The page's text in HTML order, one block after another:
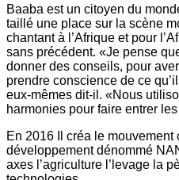
Baaba est un citoyen du
taillé une place sur la scène
chantant à l’Afrique et pour
sans précédent. «Je pense
donner des conseils, pour
prendre conscience de ce
eux-mêmes dit-il. «Nous
harmonies pour faire entrer
En 2016 Il créa le mouvement
développement dénommé
axes l’agriculture l’levage la